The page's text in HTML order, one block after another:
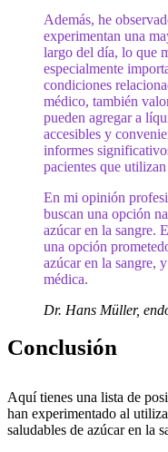
Además, he
experimentan una
largo del día, lo que
especialmente
condiciones
médico, también
pueden agregar a
accesibles y
informes
pacientes que
En mi opinión
buscan una opción
azúcar en la sangre.
una opción
azúcar en la sangre,
médica.
Dr. Hans Müller,
Conclusión
Aquí tienes una lista de
han experimentado al
saludables de azúcar en la